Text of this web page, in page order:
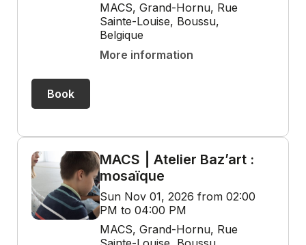
MACS, Grand-Hornu, Rue
Sainte-Louise, Boussu,
Belgique
More information
Book
MACS ⎮ Atelier Baz’art :
mosaïque
Sun Nov 01, 2026 from 02:00
PM to 04:00 PM
MACS, Grand-Hornu, Rue